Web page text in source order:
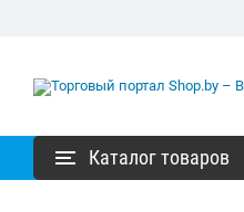
Каталог товаров